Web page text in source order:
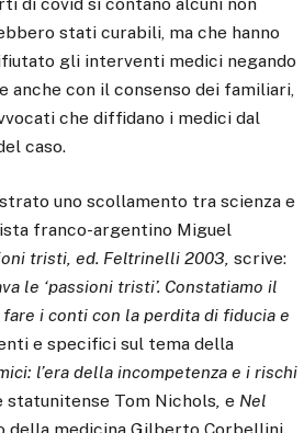
stati curabili, ma che hanno
gli interventi medici negando
anche con il consenso dei familiari,
che diffidano i medici dal
caso.
uno scollamento tra scienza e
franco-argentino Miguel
tristi, ed. Feltrinelli 2003,scrive:
le ‘passioni tristi’. Constatiamo il
i conti con la perdita di fiducia e
e specifici sul tema della
l’era della incompetenza e i rischi
Tom Nichols,e Nel